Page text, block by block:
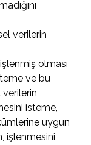
verilerin
olması
ve bu
verilerin
isteme,
uygun
işlenmesini